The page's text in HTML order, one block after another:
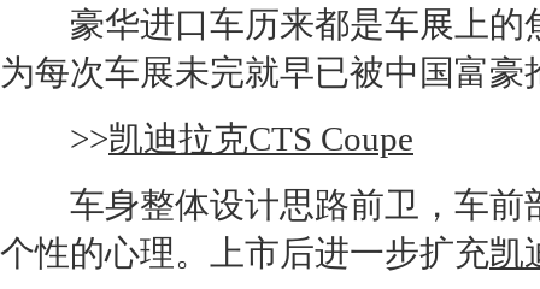
豪华进口车历来都是车展上的
为每次车展未完就早已被中国富
>>凯迪拉克CTS Coupe
车身整体设计思路前卫，车前
个性的心理。上市后进一步扩充凯